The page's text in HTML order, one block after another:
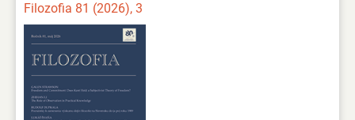
Filozofia 81 (2026), 3